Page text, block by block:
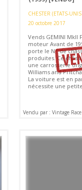
CHESTER (ETATS-
20 octobre 2017
Vends GEMINI MkII
moteur Avant de
porte le N° de
produites. Ce
une carrosserie
Williams and
La voiture est en
nécessite une
Vendu par : Vintage